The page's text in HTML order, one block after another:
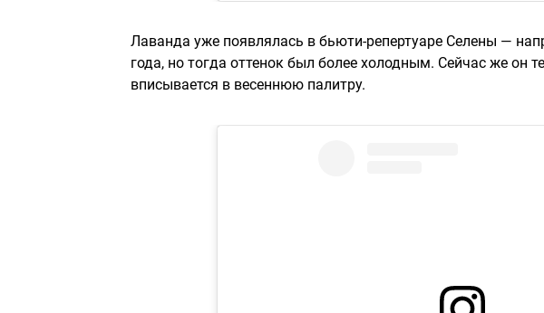
Лаванда уже появлялась в бьюти-репертуаре Селены —
года, но тогда оттенок был более холодным. Сейчас же он
вписывается в весеннюю палитру.